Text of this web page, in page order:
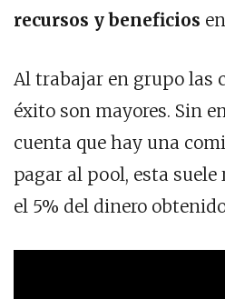
recursos y beneficios
Al trabajar en grupo las
éxito son mayores. Sin
cuenta que hay una
pagar al pool, esta suele
el 5% del dinero